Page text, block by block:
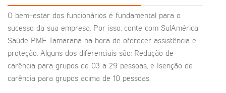
O bem-estar dos funcionários é fundamental para o
sucesso da sua empresa. Por isso, conte com SulAmérica
Saúde PME Tamarana na hora de oferecer assistência e
proteção. Alguns dos diferenciais são: Redução de
carência para grupos de 03 a 29 pessoas, e Isenção de
carência para grupos acima de 10 pessoas.